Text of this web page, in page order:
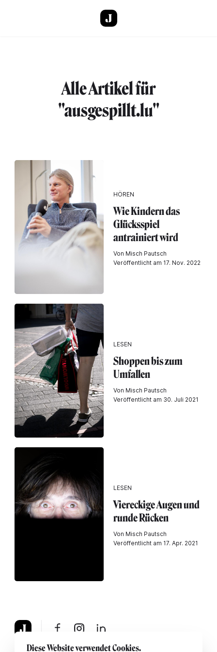
Alle Artikel für
"ausgespillt.lu"
HÖREN
Wie Kindern das
Glücksspiel
antrainiert wird
Von Misch Pautsch
Veröffentlicht am 17. Nov. 2022
LESEN
Shoppen bis zum
Umfallen
Von Misch Pautsch
Veröffentlicht am 30. Juli 2021
LESEN
Viereckige Augen und
runde Rücken
Von Misch Pautsch
Veröffentlicht am 17. Apr. 2021
Diese Website verwendet Cookies.